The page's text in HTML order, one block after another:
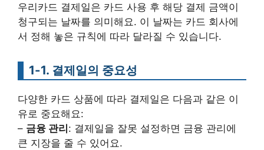
우리카드 결제일은 카드 사용 후 해당 결제 금액이
청구되는 날짜를 의미해요. 이 날짜는 카드 회사에
서 정해 놓은 규칙에 따라 달라질 수 있습니다.
1-1. 결제일의 중요성
다양한 카드 상품에 따라 결제일은 다음과 같은 이
유로 중요해요:
– 금융 관리 : 결제일을 잘못 설정하면 금융 관리에
큰 지장을 줄 수 있어요.